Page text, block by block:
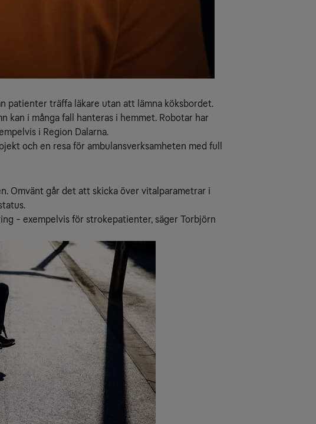
patienter träffa läkare utan att lämna köksbordet.
kan i många fall hanteras i hemmet. Robotar har
i Region Dalarna.
och en resa för ambulansverksamheten med full
Omvänt går det att skicka över vitalparametrar i
- exempelvis för strokepatienter, säger Torbjörn